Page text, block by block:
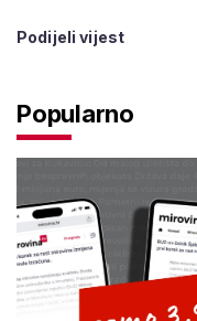
Podijeli vijest
Popularno